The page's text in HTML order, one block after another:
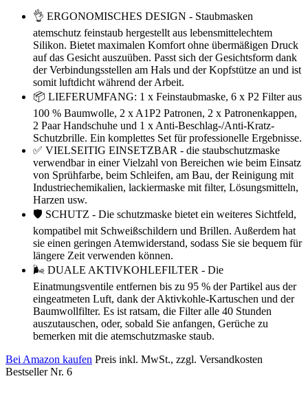
👌 ERGONOMISCHES DESIGN - Staubmasken
atemschutz feinstaub hergestellt aus lebensmittelechtem
Silikon. Bietet maximalen Komfort ohne übermäßigen Druck
auf das Gesicht auszuüben. Passt sich der Gesichtsform dank
der Verbindungsstellen am Hals und der Kopfstütze an und ist
somit luftdicht während der Arbeit.
📦 LIEFERUMFANG: 1 x Feinstaubmaske, 6 x P2 Filter aus
100 % Baumwolle, 2 x A1P2 Patronen, 2 x Patronenkappen,
2 Paar Handschuhe und 1 x Anti-Beschlag-/Anti-Kratz-
Schutzbrille. Ein komplettes Set für professionelle Ergebnisse.
✅ VIELSEITIG EINSETZBAR - die staubschutzmaske
verwendbar in einer Vielzahl von Bereichen wie beim Einsatz
von Sprühfarbe, beim Schleifen, am Bau, der Reinigung mit
Industriechemikalien, lackiermaske mit filter, Lösungsmitteln,
Harzen usw.
🛡️ SCHUTZ - Die schutzmaske bietet ein weiteres Sichtfeld,
kompatibel mit Schweißschildern und Brillen. Außerdem hat
sie einen geringen Atemwiderstand, sodass Sie sie bequem für
längere Zeit verwenden können.
🌬️ DUALE AKTIVKOHLEFILTER - Die
Einatmungsventile entfernen bis zu 95 % der Partikel aus der
eingeatmeten Luft, dank der Aktivkohle-Kartuschen und der
Baumwollfilter. Es ist ratsam, die Filter alle 40 Stunden
auszutauschen, oder, sobald Sie anfangen, Gerüche zu
bemerken mit die atemschutzmaske staub.
Bei Amazon kaufen Preis inkl. MwSt., zzgl. Versandkosten
Bestseller Nr. 6